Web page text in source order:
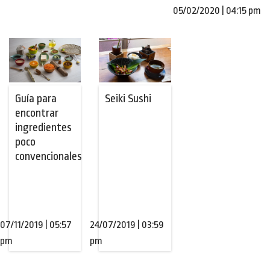
05/02/2020 | 04:15 pm
Guía para
encontrar
ingredientes
poco
convencionales
07/11/2019 | 05:57
pm
Seiki Sushi
24/07/2019 | 03:59
pm